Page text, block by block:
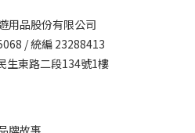
用品股份有限公司
/ 統編 23288413
生東路二段134號1樓
牌故事